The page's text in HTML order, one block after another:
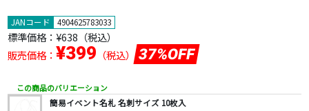
JANコード 4904625783033
標準価格： ¥638 （税込）
販売価格： ¥399 （税込） 37%OFF
この商品のバリエーション
簡易イベント名札 名刺サイズ 10枚入